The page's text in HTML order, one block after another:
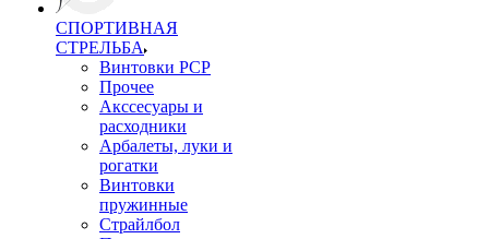
СПОРТИВНАЯ
СТРЕЛЬБА
Винтовки PCP
Прочее
Акссесуары и
расходники
Арбалеты, луки и
рогатки
Винтовки
пружинные
Страйлбол